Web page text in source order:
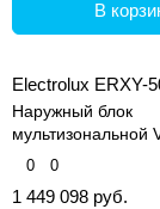
В
Electrolux ERXY-
Наружный блок
мультизональной
системы, серия
0 0
1 449 098 руб.